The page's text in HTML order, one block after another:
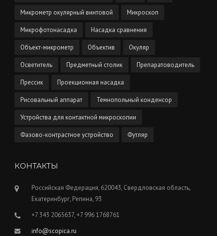
Микрометр окулярный винтовой Микроскоп
Микрофотонасадка Насадка сравнения
Объект-микрометр Объектив Окуляр
Осветитель Предметный столик Препаратоводитель
Прессик Проекционная насадка
Рисовальный аппарат Темнопольный конденсор
Устройства для контактной микроскопии
Фазово-контрастное устройство Футляр
КОНТАКТЫ
Российская Федерация, 620043, Свердловская область,
Екатеринбург, Репина, 93
+7 343 2065637, +7 996 1768761
info@scopica.ru